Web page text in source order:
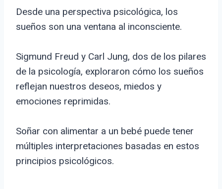
Desde una perspectiva psicológica, los
sueños son una ventana al inconsciente.
Sigmund Freud y Carl Jung, dos de los pilares
de la psicología, exploraron cómo los sueños
reflejan nuestros deseos, miedos y
emociones reprimidas.
Soñar con alimentar a un bebé puede tener
múltiples interpretaciones basadas en estos
principios psicológicos.